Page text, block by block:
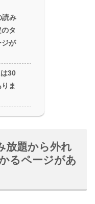
み
タ
ジが
30
ま
放題から外れ
るページがあ